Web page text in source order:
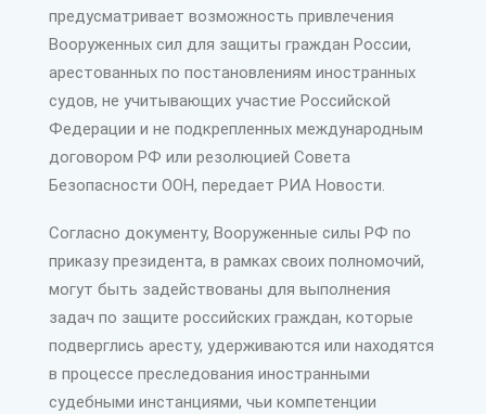
предусматривает возможность привлечения
Вооруженных сил для защиты граждан России,
арестованных по постановлениям иностранных
судов, не учитывающих участие Российской
Федерации и не подкрепленных международным
договором РФ или резолюцией Совета
Безопасности ООН, передает РИА Новости.
Согласно документу, Вооруженные силы РФ по
приказу президента, в рамках своих полномочий,
могут быть задействованы для выполнения
задач по защите российских граждан, которые
подверглись аресту, удерживаются или находятся
в процессе преследования иностранными
судебными инстанциями, чьи компетенции